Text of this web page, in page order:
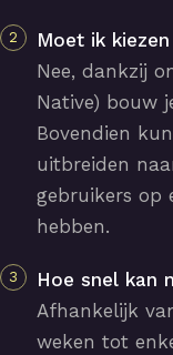
Moet ik
Nee, dankzij
Native) bouw
Bovendien
uitbreiden
gebruikers op
hebben.
Hoe snel kan
Afhankelijk
weken tot